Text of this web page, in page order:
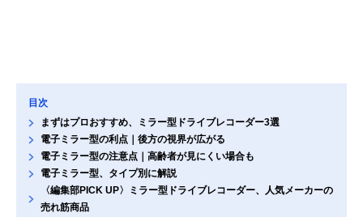
目次
まずはプロおすすめ、ミラー型ドライブレコーダー3選
電子ミラー型の利点｜後方の視界が広がる
電子ミラー型の注意点｜高齢者が見にくい場合も
電子ミラー型、タイプ別に解説
〈編集部PICK UP〉ミラー型ドライブレコーダー、人気メーカーの
売れ筋商品